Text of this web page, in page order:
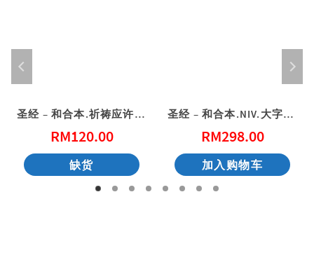
圣经 – 和合本.祈祷应许版.拇指版.蓝色仿皮面.银边.拉链（简体）
RM120.00
缺货
圣经 – 和合本.NIV.大字版.黑色复合皮面‧金边 中英对照（简体）
RM298.00
加入购物车